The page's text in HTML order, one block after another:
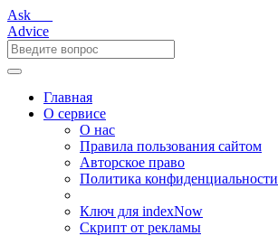
Ask___
Advice
Главная
О сервисе
О нас
Правила пользования сайтом
Авторское право
Политика конфиденциальности
Ключ для indexNow
Скрипт от рекламы